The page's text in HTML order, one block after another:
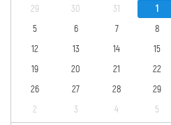
29
30 31 1
5
6 7 8
12
13 14 15
19
20 21 22
26
27 28 29
2
3 4 5